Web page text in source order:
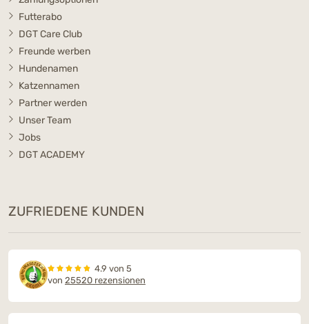
Futterabo
DGT Care Club
Freunde werben
Hundenamen
Katzennamen
Partner werden
Unser Team
Jobs
DGT ACADEMY
ZUFRIEDENE KUNDEN
4.9 von 5
von 25520 rezensionen